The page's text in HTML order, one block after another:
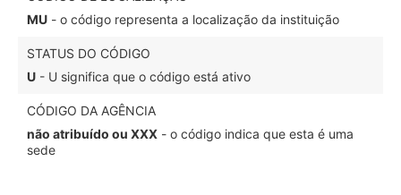
MU - o código representa a localização da instituição
STATUS DO CÓDIGO
U - U significa que o código está ativo
CÓDIGO DA AGÊNCIA
não atribuído ou XXX - o código indica que esta é uma
sede